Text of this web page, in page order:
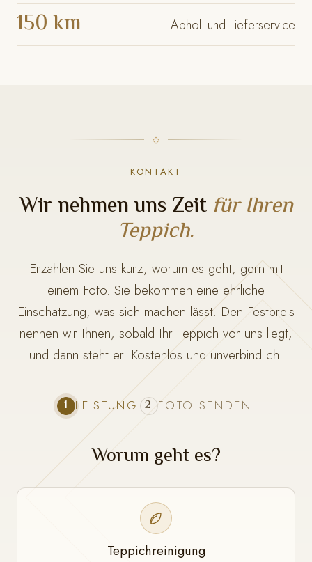
150 km Abhol- und Lieferservice
KONTAKT
Wir nehmen uns Zeit für Ihren
Teppich.
Erzählen Sie uns kurz, worum es geht, gern mit
einem Foto. Sie bekommen eine ehrliche
Einschätzung, was sich machen lässt. Den Festpreis
nennen wir Ihnen, sobald Ihr Teppich vor uns liegt,
und dann steht er. Kostenlos und unverbindlich.
1 LEISTUNG 2 FOTO SENDEN
Worum geht es?
Teppichreinigung